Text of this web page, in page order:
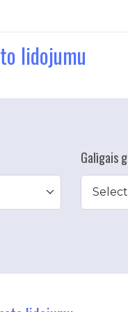
lidojumu
Galīgais
Select